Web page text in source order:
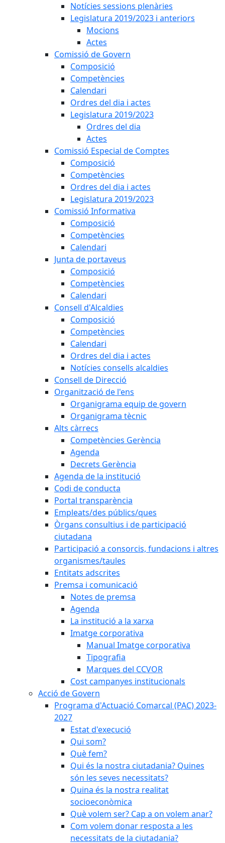
Notícies sessions plenàries
Legislatura 2019/2023 i anteriors
Mocions
Actes
Comissió de Govern
Composició
Competències
Calendari
Ordres del dia i actes
Legislatura 2019/2023
Ordres del dia
Actes
Comissió Especial de Comptes
Composició
Competències
Ordres del dia i actes
Legislatura 2019/2023
Comissió Informativa
Composició
Competències
Calendari
Junta de portaveus
Composició
Competències
Calendari
Consell d'Alcaldies
Composició
Competències
Calendari
Ordres del dia i actes
Notícies consells alcaldies
Consell de Direcció
Organització de l'ens
Organigrama equip de govern
Organigrama tècnic
Alts càrrecs
Competències Gerència
Agenda
Decrets Gerència
Agenda de la institució
Codi de conducta
Portal transparència
Empleats/des públics/ques
Òrgans consultius i de participació
ciutadana
Participació a consorcis, fundacions i altres
organismes/taules
Entitats adscrites
Premsa i comunicació
Notes de premsa
Agenda
La institució a la xarxa
Imatge corporativa
Manual Imatge corporativa
Tipografia
Marques del CCVOR
Cost campanyes institucionals
Acció de Govern
Programa d'Actuació Comarcal (PAC) 2023-
2027
Estat d'execució
Qui som?
Què fem?
Qui és la nostra ciutadania? Quines
són les seves necessitats?
Quina és la nostra realitat
socioeconòmica
Què volem ser? Cap a on volem anar?
Com volem donar resposta a les
necessitats de la ciutadania?